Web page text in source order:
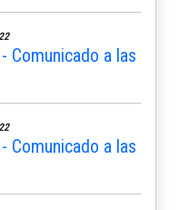
Comunicado a las
Comunicado a las